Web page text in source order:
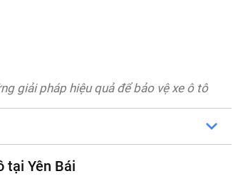
giải pháp hiệu quả để bảo vệ xe ô tô
tại Yên Bái